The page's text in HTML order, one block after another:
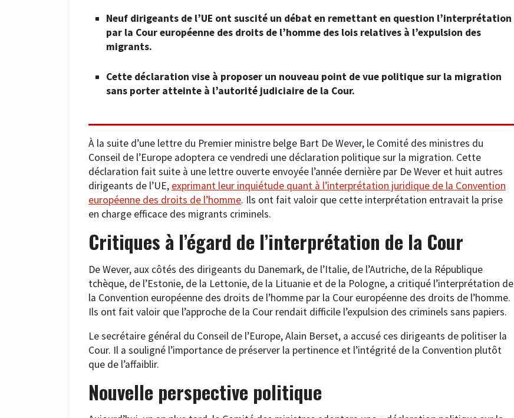
Neuf dirigeants de l’UE ont suscité un débat en remettant en question l’interprétation
par la Cour européenne des droits de l’homme des lois relatives à l’expulsion des
migrants.
Cette déclaration vise à proposer un nouveau point de vue politique sur la migration
sans porter atteinte à l’autorité judiciaire de la Cour.
À la suite d’une lettre du Premier ministre belge Bart De Wever, le Comité des ministres du
Conseil de l’Europe adoptera ce vendredi une déclaration politique sur la migration. Cette
déclaration fait suite à une lettre ouverte envoyée l’année dernière par De Wever et huit autres
dirigeants de l’UE, exprimant leur inquiétude quant à l’interprétation juridique de la Convention
européenne des droits de l’homme. Ils ont fait valoir que cette interprétation entravait la prise
en charge efficace des migrants criminels.
Critiques à l’égard de l’interprétation de la Cour
De Wever, aux côtés des dirigeants du Danemark, de l’Italie, de l’Autriche, de la République
tchèque, de l’Estonie, de la Lettonie, de la Lituanie et de la Pologne, a critiqué l’interprétation de
la Convention européenne des droits de l’homme par la Cour européenne des droits de l’homme.
Ils ont fait valoir que l’approche de la Cour rendait difficile l’expulsion des criminels sans papiers.
Le secrétaire général du Conseil de l’Europe, Alain Berset, a accusé ces dirigeants de politiser la
Cour. Il a souligné l’importance de préserver la pertinence et l’intégrité de la Convention plutôt
que de l’affaiblir.
Nouvelle perspective politique